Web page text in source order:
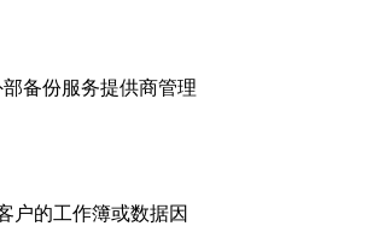
备份服务提供商管理
户的工作簿或数据因